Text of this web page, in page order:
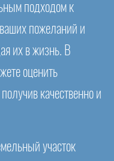
подходом к
пожеланий и
их в жизнь. В
оценить
качественно и
участок